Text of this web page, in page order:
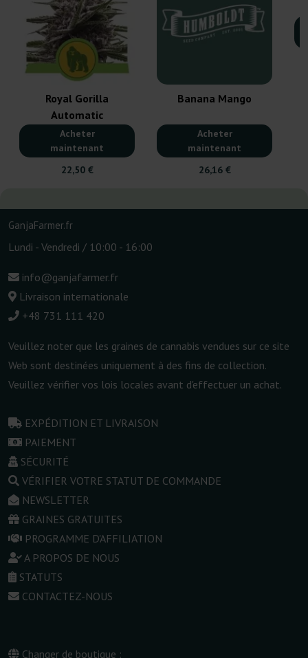
Royal Gorilla
Automatic
Acheter
maintenant
22,50 €
Banana Mango
Acheter
maintenant
26,16 €
GanjaFarmer.fr
Lundi - Vendredi / 10:00 - 16:00
info@ganjafarmer.fr
Livraison internationale
+48 731 111 420
Veuillez noter que les graines de cannabis vendues sur ce site
Web sont destinées uniquement à des fins de collection.
Veuillez vérifier vos lois locales avant d'effectuer un achat.
EXPÉDITION ET LIVRAISON
PAIEMENT
SÉCURITÉ
VÉRIFIER VOTRE STATUT DE COMMANDE
NEWSLETTER
GRAINES GRATUITES
PROGRAMME D'AFFILIATION
A PROPOS DE NOUS
STATUTS
CONTACTEZ-NOUS
Changer de boutique :